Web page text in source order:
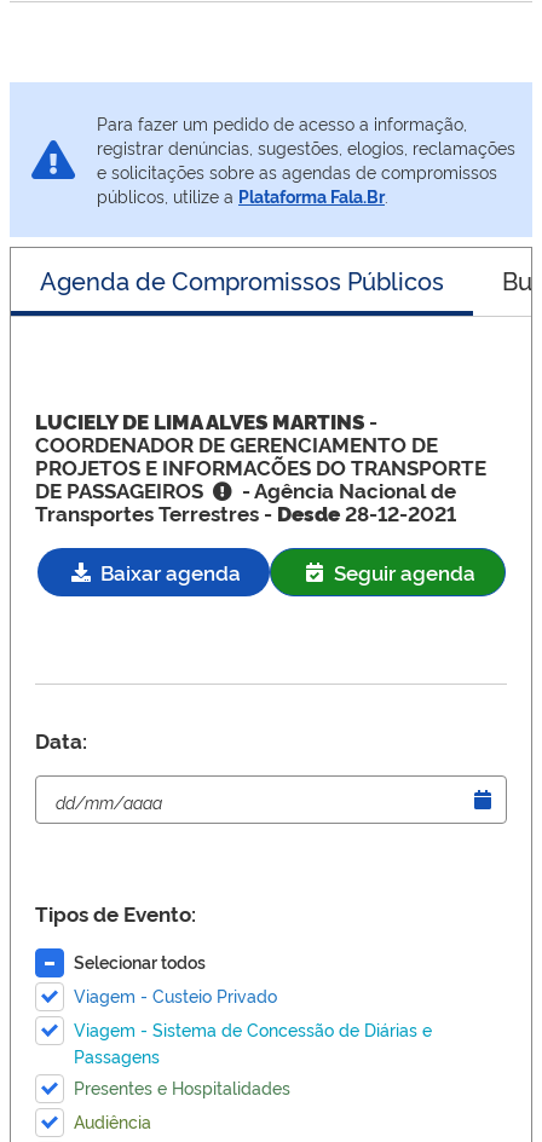
Para fazer um pedido de acesso a informação,
registrar denúncias, sugestões, elogios, reclamações
e solicitações sobre as agendas de compromissos
públicos, utilize a Plataforma Fala.Br.
Agenda de Compromissos Públicos
LUCIELY DE LIMA ALVES MARTINS -
COORDENADOR DE GERENCIAMENTO DE
PROJETOS E INFORMACÕES DO TRANSPORTE
DE PASSAGEIROS
- Agência Nacional de
Transportes Terrestres -Desde28-12-2021
Baixar agenda Seguir agenda
Data:
Tipos de Evento:
Selecionar todos
Viagem - Custeio Privado
Viagem - Sistema de Concessão de Diárias e
Passagens
Presentes e Hospitalidades
Audiência